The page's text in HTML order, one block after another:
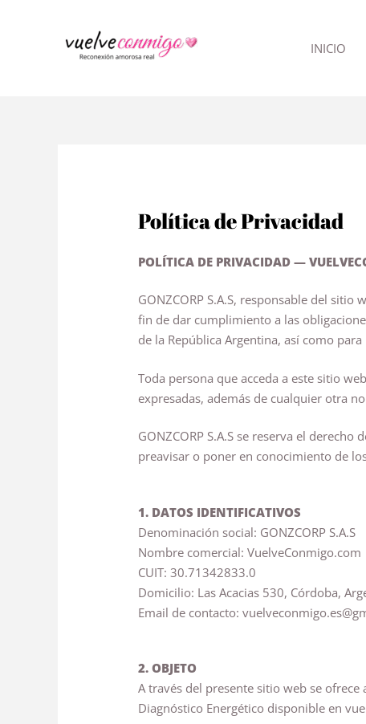
INICIO
Política de Privacidad
POLÍTICA DE PRIVACIDAD —
GONZCORP S.A.S, responsable del sitio
fin de dar cumplimiento a las
de la República Argentina, así como
Toda persona que acceda a este sitio
expresadas, además de cualquier otra
GONZCORP S.A.S se reserva el
preavisar o poner en conocimiento de
1. DATOS IDENTIFICATIVOS
Denominación social: GONZCORP S.A.S
Nombre comercial: VuelveConmigo.com
CUIT: 30.71342833.0
Domicilio: Las Acacias 530, Córdoba,
Email de contacto:
2. OBJETO
A través del presente sitio web se
Diagnóstico Energético disponible en